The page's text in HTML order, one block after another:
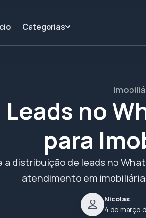
Categorias
no
para
distribuição de leads no
atendimento em
Nicolas
4 de março